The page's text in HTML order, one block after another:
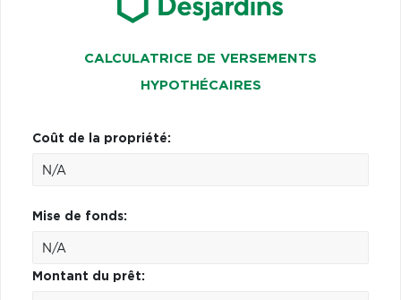
CALCULATRICE DE VERSEMENTS
HYPOTHÉCAIRES
Coût de la propriété:
Mise de fonds:
Montant du prêt: